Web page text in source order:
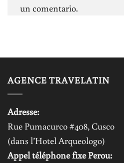
un comentario.
AGENCE TRAVELATIN
Adresse:
Rue Pumacurco #408, Cusco
(dans l’Hotel Arqueologo)
Appel téléphone fixe Perou: